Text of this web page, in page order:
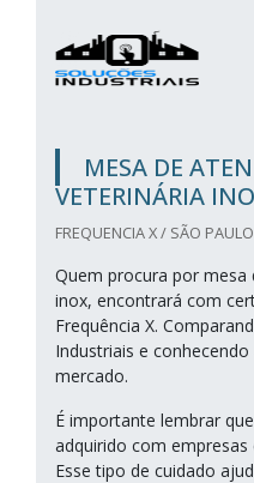
MESA DE
VETERINÁRIA
FREQUENCIA X / SÃO
Quem procura por
inox, encontrará com
Frequência X.
Industriais e
mercado.
É importante lembrar
adquirido com
Esse tipo de cuidado